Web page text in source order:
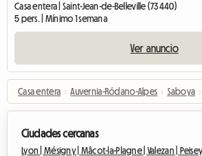
Casa entera | Saint-Jean-de-Belleville (73440)
5 pers. | Mínimo 1 semana
Ver anuncio
Casa entera › Auvernia-Ródano-Alpes › Saboya ›
Ciudades cercanas
Lyon | Mésigny | Mâcot-la-Plagne | Valezan |